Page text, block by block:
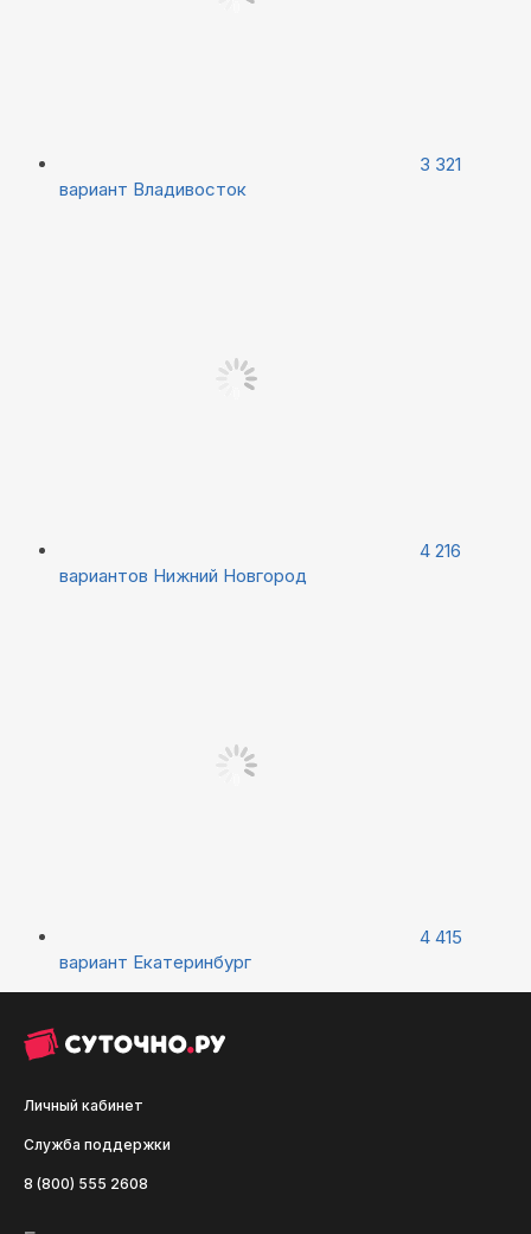
3 321
вариант Владивосток
4 216
вариантов Нижний Новгород
4 415
вариант Екатеринбург
Личный кабинет
Служба поддержки
8 (800) 555 2608